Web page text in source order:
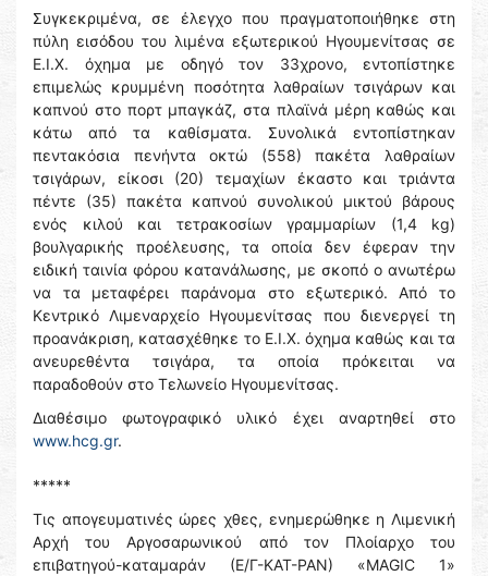
Συγκεκριμένα, σε έλεγχο που πραγματοποιήθηκε στη
πύλη εισόδου του λιμένα εξωτερικού Ηγουμενίτσας σε
Ε.Ι.Χ. όχημα με οδηγό τον 33χρονο, εντοπίστηκε
επιμελώς κρυμμένη ποσότητα λαθραίων τσιγάρων και
καπνού στο πορτ μπαγκάζ, στα πλαϊνά μέρη καθώς και
κάτω από τα καθίσματα. Συνολικά εντοπίστηκαν
πεντακόσια πενήντα οκτώ (558) πακέτα λαθραίων
τσιγάρων, είκοσι (20) τεμαχίων έκαστο και τριάντα
πέντε (35) πακέτα καπνού συνολικού μικτού βάρους
ενός κιλού και τετρακοσίων γραμμαρίων (1,4 kg)
βουλγαρικής προέλευσης, τα οποία δεν έφεραν την
ειδική ταινία φόρου κατανάλωσης, με σκοπό ο ανωτέρω
να τα μεταφέρει παράνομα στο εξωτερικό. Από το
Κεντρικό Λιμεναρχείο Ηγουμενίτσας που διενεργεί τη
προανάκριση, κατασχέθηκε το Ε.Ι.Χ. όχημα καθώς και τα
ανευρεθέντα τσιγάρα, τα οποία πρόκειται να
παραδοθούν στο Τελωνείο Ηγουμενίτσας.
Διαθέσιμο φωτογραφικό υλικό έχει αναρτηθεί στο
www.hcg.gr.
*****
Τις απογευματινές ώρες χθες, ενημερώθηκε η Λιμενική
Αρχή του Αργοσαρωνικού από τον Πλοίαρχο του
επιβατηγού-καταμαράν (Ε/Γ-ΚΑΤ-ΡΑΝ) «MAGIC 1»